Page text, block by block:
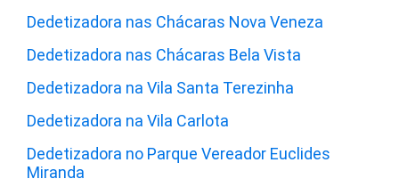
Dedetizadora nas Chácaras Nova Veneza
Dedetizadora nas Chácaras Bela Vista
Dedetizadora na Vila Santa Terezinha
Dedetizadora na Vila Carlota
Dedetizadora no Parque Vereador Euclides
Miranda